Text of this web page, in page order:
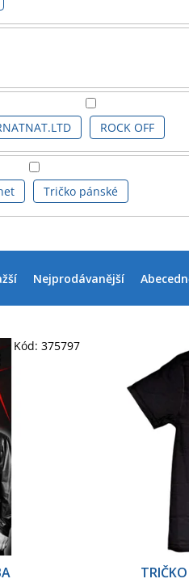
ROCK OFF
Tričko pánské
Nejprodávanější
Kód:375797